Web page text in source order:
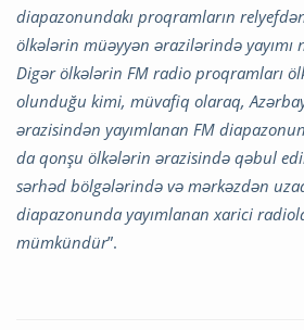
diapazonundakı proqramların
ölkələrin müəyyən ərazilərində
Digər ölkələrin FM radio proqramları
olunduğu kimi, müvafiq olaraq,
ərazisindən yayımlanan FM
da qonşu ölkələrin ərazisində qəbul
sərhəd bölgələrində və mərkəzdən
diapazonunda yayımlanan xarici
mümkündür”.